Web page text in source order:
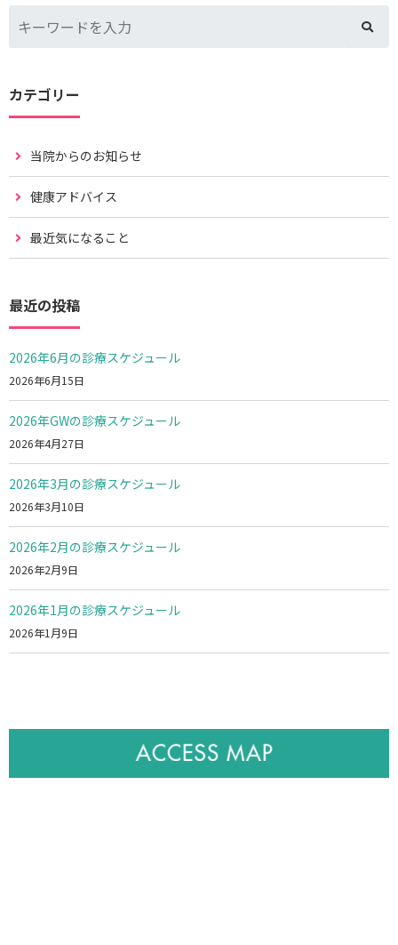
カテゴリー
当院からのお知らせ
健康アドバイス
最近気になること
最近の投稿
2026年6月の診療スケジュール
2026年6月15日
2026年GWの診療スケジュール
2026年4月27日
2026年3月の診療スケジュール
2026年3月10日
2026年2月の診療スケジュール
2026年2月9日
2026年1月の診療スケジュール
2026年1月9日